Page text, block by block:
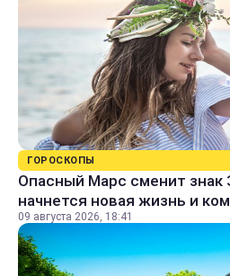
ГОРОСКОПЫ
Опасный Марс сменит знак
начнется новая жизнь и
09 августа 2026, 18:41